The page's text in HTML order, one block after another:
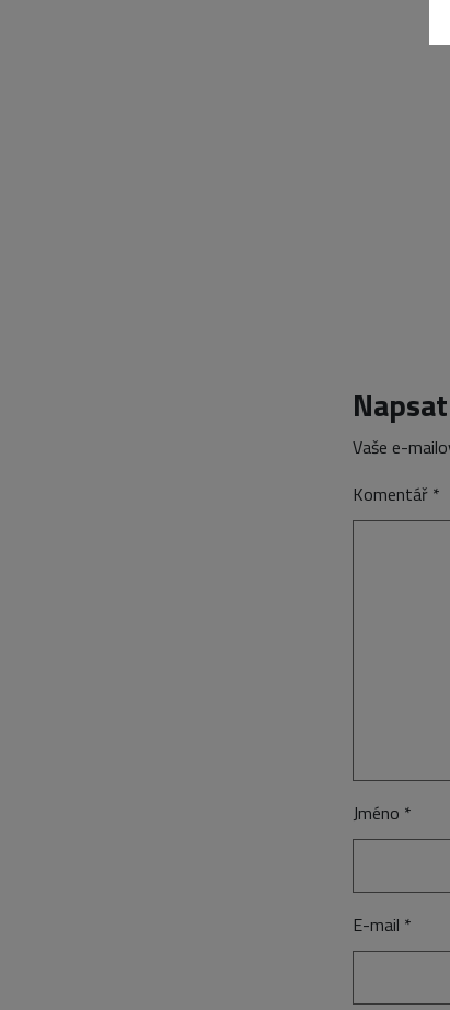
Vaše e-
Komentář *
Jméno *
E-mail *